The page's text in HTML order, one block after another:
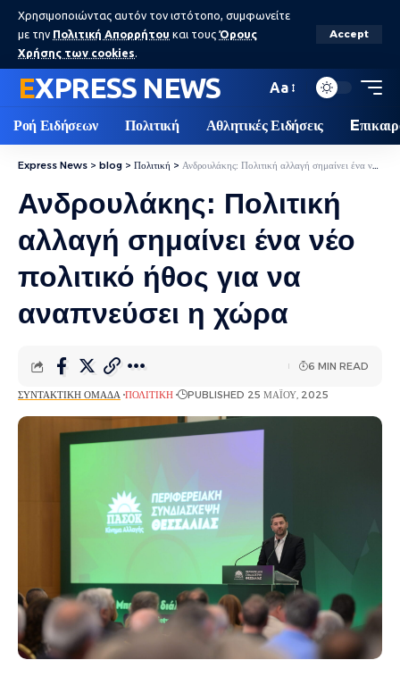
Χρησιμοποιώντας αυτόν τον ιστότοπο, συμφωνείτε
με την Πολιτική Απορρήτου και τους Όρους
Χρήσης των cookies.
Accept
EXPRESS NEWS Aa
Ροή Ειδήσεων Πολιτική Αθλητικές Ειδήσεις
Express News > blog > Πολιτική > Ανδρουλάκης: Πολιτική αλλαγή σημαίνει ένα νέο πολιτικό ήθος για να αναπνεύσει η χώρα
Ανδρουλάκης: Πολιτική
αλλαγή σημαίνει ένα νέο
πολιτικό ήθος για να
αναπνεύσει η χώρα
ΣΥΝΤΑΚΤΙΚΉ ΟΜΆΔΑ ΠΟΛΙΤΙΚΉ PUBLISHED 25 ΜΑΪ́ΟΥ, 2025
6 MIN READ